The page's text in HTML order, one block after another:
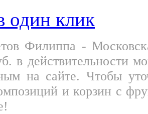
один клик
Филиппа -
в действительности
на сайте. Чтобы
и корзин с